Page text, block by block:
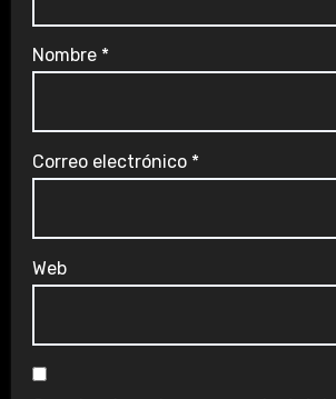
Nombre *
Correo electrónico *
Web